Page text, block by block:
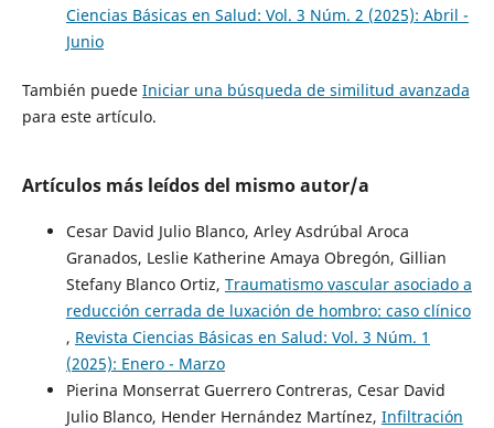
Ciencias Básicas en Salud: Vol. 3 Núm. 2 (2025): Abril -
Junio
También puede Iniciar una búsqueda de similitud avanzada
para este artículo.
Artículos más leídos del mismo autor/a
Cesar David Julio Blanco, Arley Asdrúbal Aroca
Granados, Leslie Katherine Amaya Obregón, Gillian
Stefany Blanco Ortiz, Traumatismo vascular asociado a
reducción cerrada de luxación de hombro: caso clínico
, Revista Ciencias Básicas en Salud: Vol. 3 Núm. 1
(2025): Enero - Marzo
Pierina Monserrat Guerrero Contreras, Cesar David
Julio Blanco, Hender Hernández Martínez, Infiltración